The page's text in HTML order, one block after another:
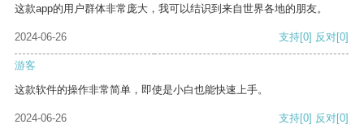
这款app的用户群体非常庞大，我可以结识到来自世界各地的朋友。
2024-06-26 支持[0] 反对[0]
游客
这款软件的操作非常简单，即使是小白也能快速上手。
2024-06-26 支持[0] 反对[0]